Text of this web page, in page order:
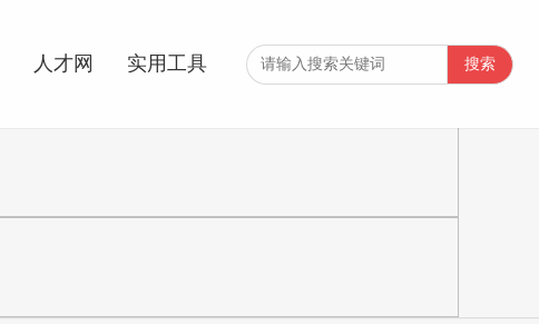
APP下载 关注我们 登录
人才网 实用工具 搜索